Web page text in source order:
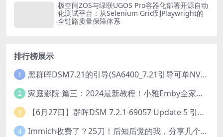
极空间ZOS与绿联UGOS Pro容器化部署开源自动
化测试平台：从Selenium Grid到Playwright的
全链路质量保障体系
排行榜展示
1 黑群晖DSM7.21的引导(SA6400_7.21引导可单NVME安装系统）
2 家庭影院 篇三：2024最新教程！小雅Emby全家桶又是什么？它和小雅AList又有什么区别？
3 【6月27日】群晖DSM 7.2.1-69057 Update 5 引导【附半洗白序列号】
4 Immich收费了？25刀！后知后觉的我，分享几个方法DIY这款最强家庭照片管理工具